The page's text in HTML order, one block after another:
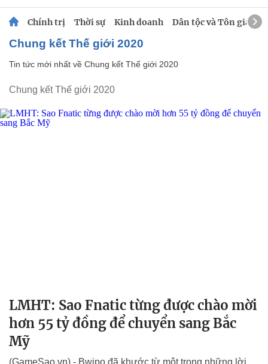
Chính trị Thời sự Kinh doanh Dân tộc và Tôn giáo
Chung kết Thế giới 2020
Tin tức mới nhất về Chung kết Thế giới 2020
Chung kết Thế giới 2020
LMHT: Sao Fnatic từng được chào mời
hơn 55 tỷ đồng để chuyển sang Bắc
Mỹ
(GameSao.vn) - Bwipo đã khước từ một trong những lời